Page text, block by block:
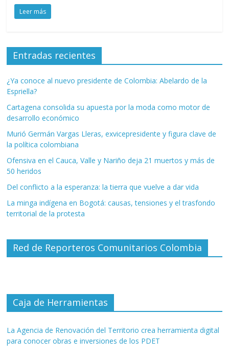
Leer más
Entradas recientes
¿Ya conoce al nuevo presidente de Colombia: Abelardo de la
Espriella?
Cartagena consolida su apuesta por la moda como motor de
desarrollo económico
Murió Germán Vargas Lleras, exvicepresidente y figura clave de
la política colombiana
Ofensiva en el Cauca, Valle y Nariño deja 21 muertos y más de
50 heridos
Del conflicto a la esperanza: la tierra que vuelve a dar vida
La minga indígena en Bogotá: causas, tensiones y el trasfondo
territorial de la protesta
Red de Reporteros Comunitarios Colombia
Caja de Herramientas
La Agencia de Renovación del Territorio crea herramienta digital
para conocer obras e inversiones de los PDET